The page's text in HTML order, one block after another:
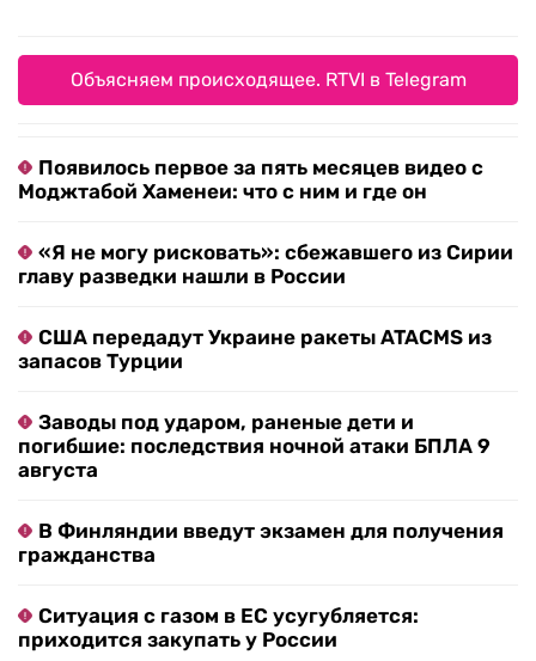
Объясняем происходящее. RTVI в Telegram
Появилось первое за пять месяцев видео с
Моджтабой Хаменеи: что с ним и где он
«Я не могу рисковать»: сбежавшего из Сирии
главу разведки нашли в России
США передадут Украине ракеты ATACMS из
запасов Турции
Заводы под ударом, раненые дети и
погибшие: последствия ночной атаки БПЛА 9
августа
В Финляндии введут экзамен для получения
гражданства
Ситуация с газом в ЕС усугубляется:
приходится закупать у России